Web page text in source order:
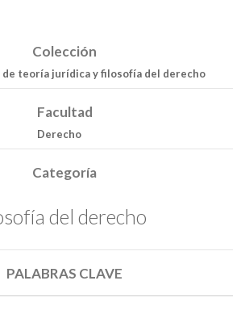
Colección
teoría jurídica y filosofía del derecho
Facultad
Derecho
Categoría
del derecho
PALABRAS CLAVE